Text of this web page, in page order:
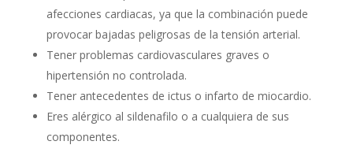
afecciones cardiacas, ya que la combinación puede
provocar bajadas peligrosas de la tensión arterial.
Tener problemas cardiovasculares graves o
hipertensión no controlada.
Tener antecedentes de ictus o infarto de miocardio.
Eres alérgico al sildenafilo o a cualquiera de sus
componentes.